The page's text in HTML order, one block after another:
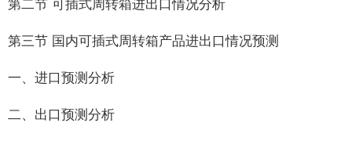
第二节 可插式周转箱进出口情况分析
第三节 国内可插式周转箱产品进出口情况预测
一、进口预测分析
二、出口预测分析